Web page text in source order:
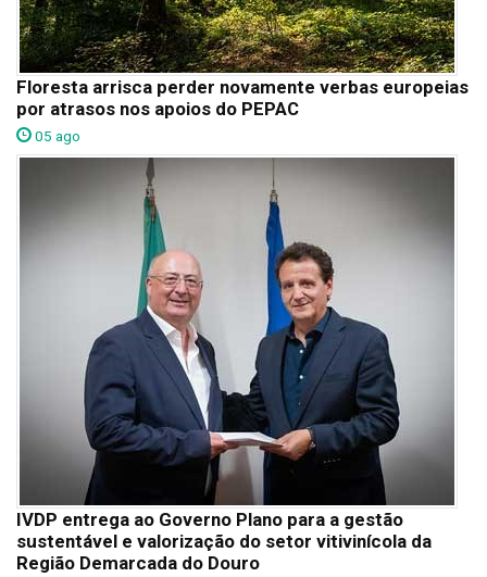
Floresta arrisca perder novamente verbas europeias
por atrasos nos apoios do PEPAC
05 ago
IVDP entrega ao Governo Plano para a gestão
sustentável e valorização do setor vitivinícola da
Região Demarcada do Douro